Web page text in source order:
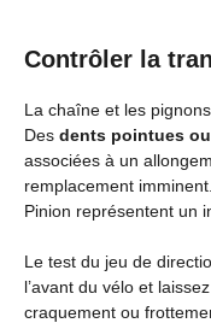
Contrôler la
La chaîne et les
Des dents pointues
associées à un
remplacement
Pinion représentent un
Le test du jeu de
l’avant du vélo et
craquement ou